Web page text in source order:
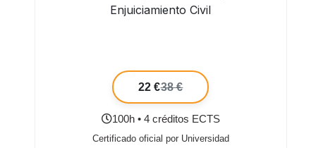
Enjuiciamiento Civil
22 €38 €
100h • 4 créditos ECTS
Certificado oficial por Universidad